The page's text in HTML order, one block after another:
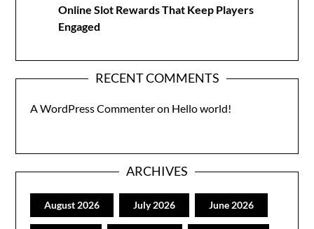
Online Slot Rewards That Keep Players
Engaged
RECENT COMMENTS
A WordPress Commenteron Hello world!
ARCHIVES
August 2026 July 2026 June 2026